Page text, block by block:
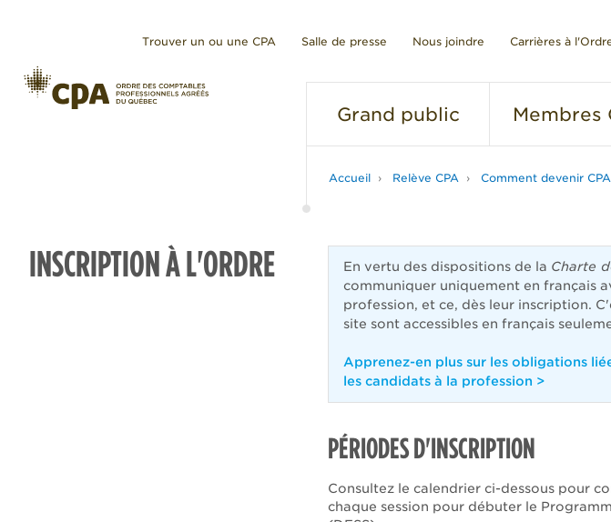
Trouver un ou une CPA Salle de presse Nous joindre Carrières à
Grand public Membres
Accueil Relève CPA Comment devenir CPA
INSCRIPTION À L'ORDRE En vertu des dispositions de la Charte
communiquer uniquement en français
profession, et ce, dès leur inscription.
site sont accessibles en français
Apprenez-en plus sur les obligations
les candidats à la profession >
PÉRIODES D'INSCRIPTION
Consultez le calendrier ci-dessous pour
chaque session pour débuter le